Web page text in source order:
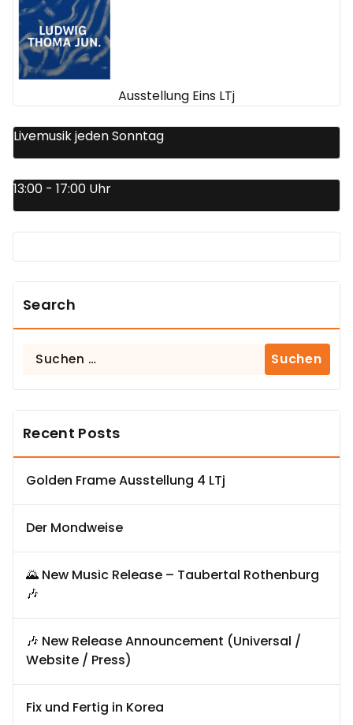
Ausstellung Eins LTj
Livemusik jeden Sonntag
13:00 - 17:00 Uhr
Search
Suchen
Recent Posts
Golden Frame Ausstellung 4 LTj
Der Mondweise
🌄 New Music Release – Taubertal Rothenburg
🎶
🎶 New Release Announcement (Universal /
Website / Press)
Fix und Fertig in Korea